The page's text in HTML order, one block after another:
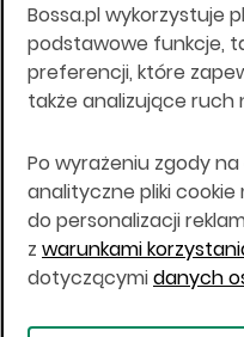
Wszelkie informacje
informacje o
kierowane do osób
zamieszkania lub
Japonii, ani w
taki materiał byłby
których zgodne z
inwestycyjnych nie
jest możliwe złożenie
w danej jurysdykcji
nabycie
Bossa.pl wykorzystuje
podstawowe funkcje,
preferencji, które
także analizujące ruch
Po wyrażeniu zgody
analityczne pliki
do personalizacji
z warunkami
dotyczącymidanych